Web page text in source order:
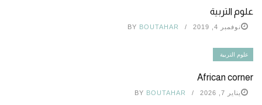
علوم التربية
نوفمبر 4, 2019 BY BOUTAHAR
علوم التربية
African corner
يناير 7, 2026 BY BOUTAHAR